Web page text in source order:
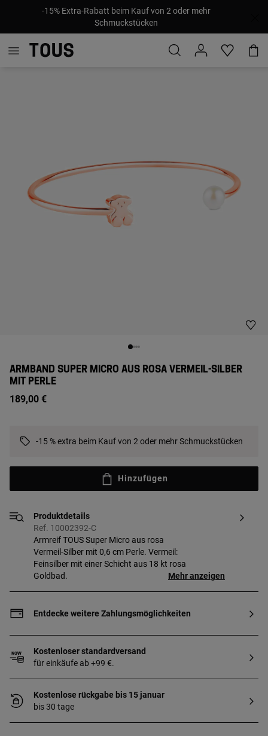
-15% Extra-Rabatt beim Kauf von 2 oder mehr
Schmuckstücken
ARMBAND SUPER MICRO AUS ROSA VERMEIL-SILBER
MIT PERLE
189,00 €
-15 % extra beim Kauf von 2 oder mehr Schmuckstücken
Hinzufügen
Produktdetails
Ref. 10002392-C
Armreif TOUS Super Micro aus rosa
Vermeil-Silber mit 0,6 cm Perle. Vermeil:
Feinsilber mit einer Schicht aus 18 kt rosa
Goldbad.
Mehr anzeigen
Entdecke weitere Zahlungsmöglichkeiten
Kostenloser standardversand
für einkäufe ab +99 €.
Kostenlose rückgabe bis 15 januar
bis 30 tage